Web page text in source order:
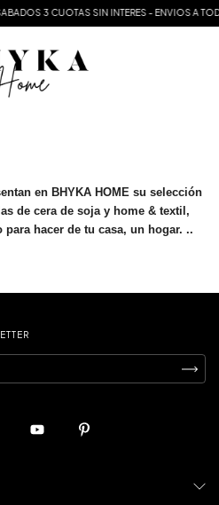
3 CUOTAS SIN INTERES - ENVIOS A
en BHYKA HOME su selección
de cera de soja y home & textil,
hacer de tu casa, un hogar. ..